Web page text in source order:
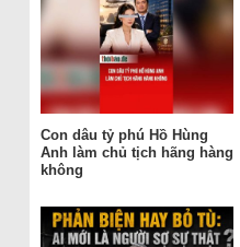
Con dâu tỷ phú Hồ Hùng
Anh làm chủ tịch hãng hàng
không